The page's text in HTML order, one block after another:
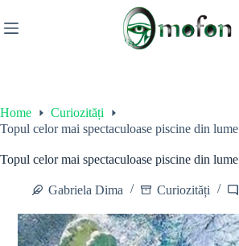
to
content
Home
Curiozități
Topul celor mai spectaculoase piscine din lume
Topul celor mai spectaculoase piscine din lume
Gabriela Dima Curiozități